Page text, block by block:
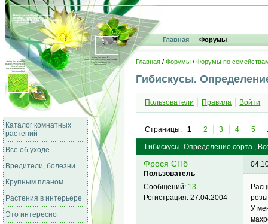
Главная Форумы
Каталог комнатных
растений
Все об уходе
Вредители, болезни
Крупным планом
Растения в интерьере
Это интересно
Главная / Форумы / Форумы по
Гибискусы.
Пользователи Правила Войти
Страницы: 1 2 3 4 5
Гибискусы. Определение сорта.,
Фрося СПб
Пользователь
Сообщений: 13
Регистрация:27.04.2004
У